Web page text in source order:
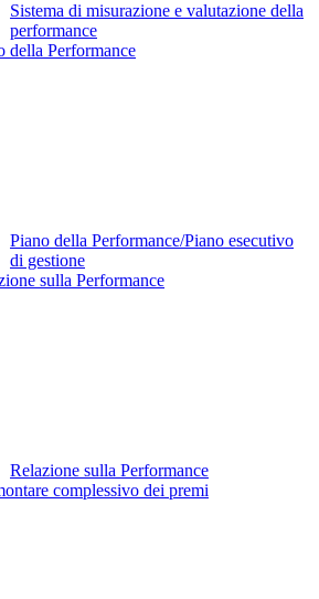
Sistema di misurazione e valutazione della
performance
della Performance
Piano della Performance/Piano esecutivo
di gestione
sulla Performance
Relazione sulla Performance
complessivo dei premi